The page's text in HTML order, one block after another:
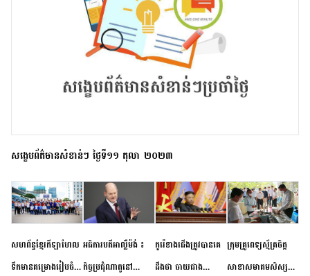
សង្ខេបព័ត៌មានសំខាន់ៗ ថ្ងៃទី១១ តុលា ២០២៣
សហព័ន្ធខ្មែរកីឡាហែល
ទឹកមានគម្រោងរៀបចំ
អធិការបតីអាល្លឺម៉ង់ ៖
កិច្ចប្រជុំណាតូនៅ
កូរ៉េខាងជើងត្រូវបានគេ
ដឹងថា ចាយជាង
ក្រុមគ្រូពេទ្យស្ម័គ្រចិត្ត
សាខាសមាគមសិស្ស